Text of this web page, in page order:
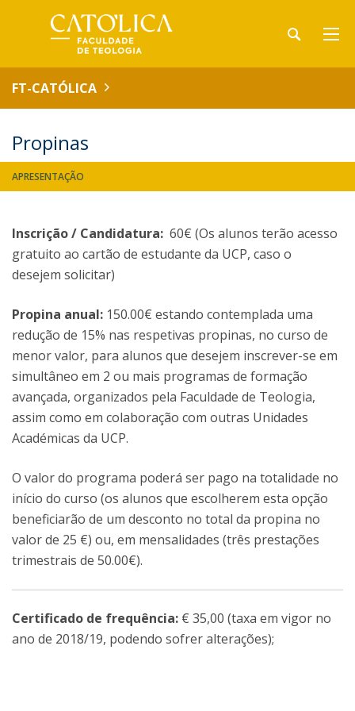
FT-CATÓLICA
Propinas
APRESENTAÇÃO
Inscrição / Candidatura: 60€ (Os alunos terão acesso
gratuito ao cartão de estudante da UCP, caso o
desejem solicitar)
Propina anual: 150.00€ estando contemplada uma
redução de 15% nas respetivas propinas, no curso de
menor valor, para alunos que desejem inscrever-se em
simultâneo em 2 ou mais programas de formação
avançada, organizados pela Faculdade de Teologia,
assim como em colaboração com outras Unidades
Académicas da UCP.
O valor do programa poderá ser pago na totalidade no
início do curso (os alunos que escolherem esta opção
beneficiarão de um desconto no total da propina no
valor de 25 €) ou, em mensalidades (três prestações
trimestrais de 50.00€).
Certificado de frequência: € 35,00 (taxa em vigor no
ano de 2018/19, podendo sofrer alterações);